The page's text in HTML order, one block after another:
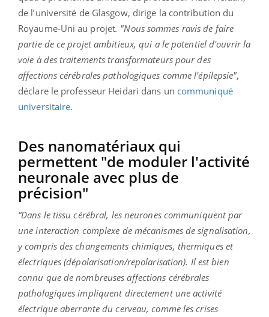
de l’université de Glasgow, dirige la contribution du
Royaume-Uni au projet. "Nous sommes ravis de faire
partie de ce projet ambitieux, qui a le potentiel d'ouvrir la
voie à des traitements transformateurs pour des
affections cérébrales pathologiques comme l'épilepsie",
déclare le professeur Heidari dans un communiqué
universitaire.
Des nanomatériaux qui
permettent "de moduler l'activité
neuronale avec plus de
précision"
“Dans le tissu cérébral, les neurones communiquent par
une interaction complexe de mécanismes de signalisation,
y compris des changements chimiques, thermiques et
électriques (dépolarisation/repolarisation). Il est bien
connu que de nombreuses affections cérébrales
pathologiques impliquent directement une activité
électrique aberrante du cerveau, comme les crises